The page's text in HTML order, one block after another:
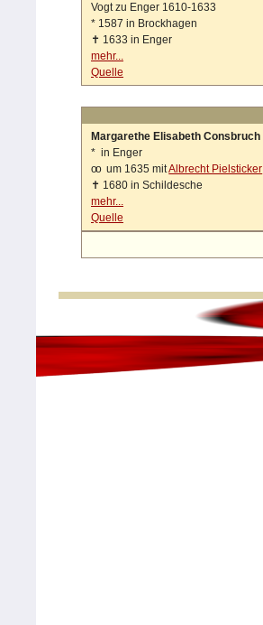
Vogt zu Enger 1610-1633
* 1587 in Brockhagen
✝ 1633 in Enger
mehr...
Quelle
Margarethe Elisabeth Consbruch
* in Enger
oo um 1635 mitAlbrecht Pielsticker
✝ 1680 in Schildesche
mehr...
Quelle